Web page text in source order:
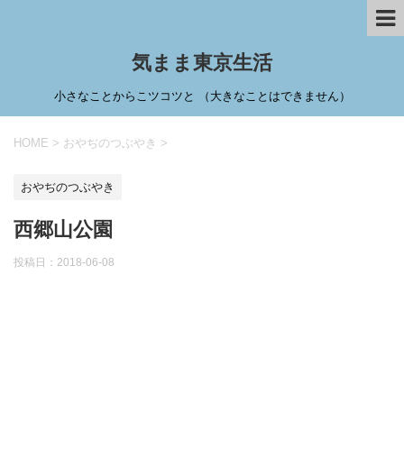
気まま東京生活
小さなことからこツコツと （大きなことはできません）
HOME > おやぢのつぶやき >
おやぢのつぶやき
西郷山公園
投稿日： 2018-06-08